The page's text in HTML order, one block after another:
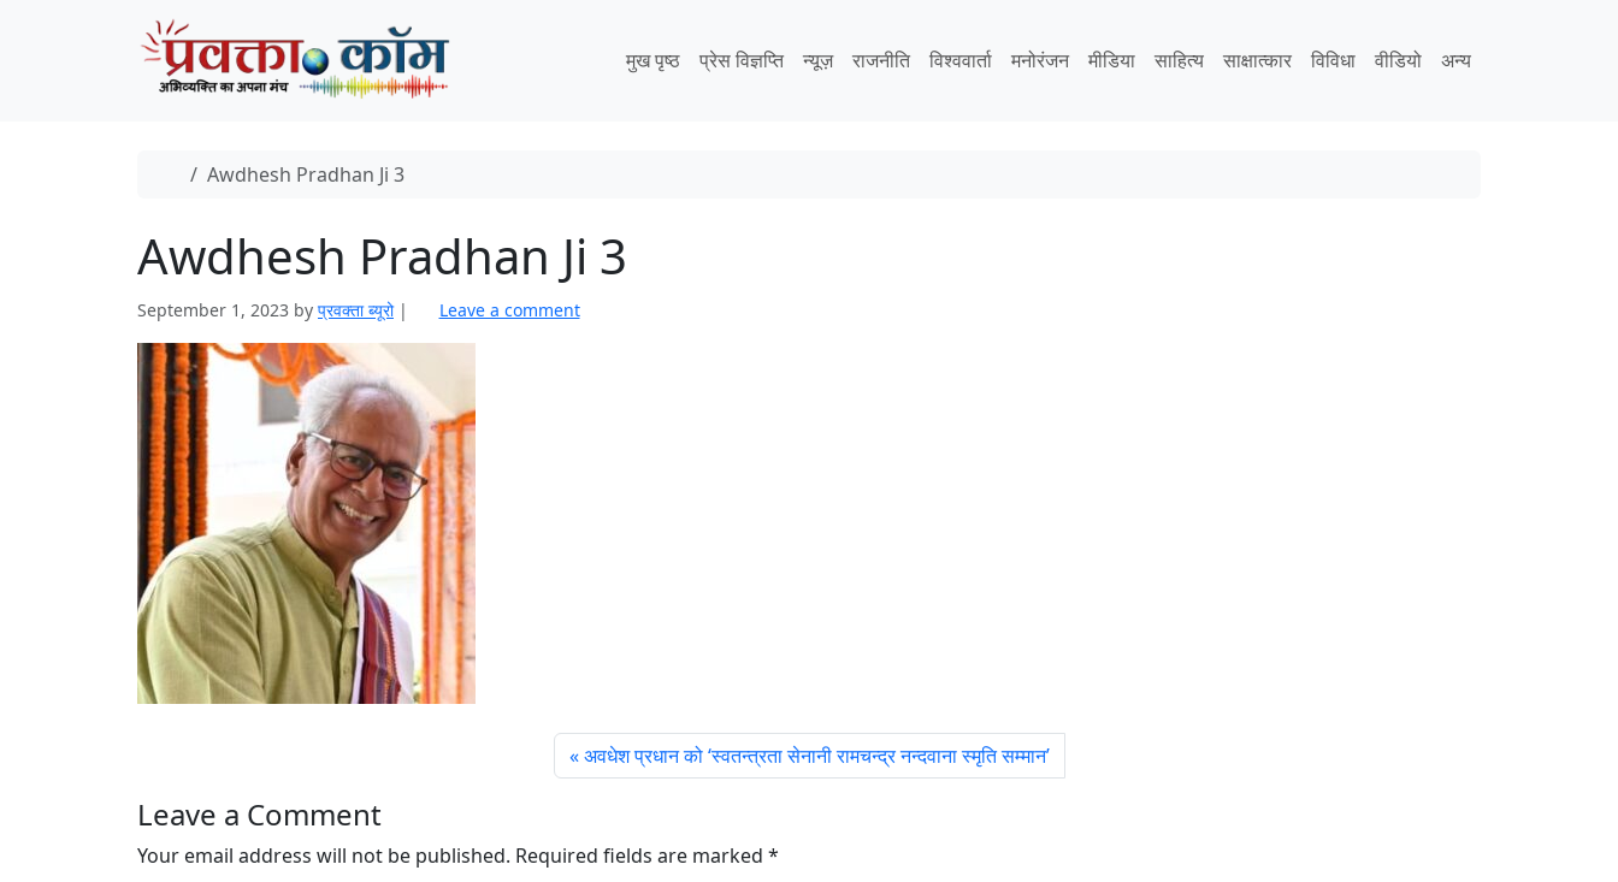
मुख पृष्ठ
प्रेस विज्ञप्ति न्यूज़ राजनीति विश्ववार्ता मनोरंजन मीडिया साहित्य साक्षात्कार विविधा वीडियो अन्य
Home
Awdhesh Pradhan Ji 3
Awdhesh Pradhan Ji 3
September 1, 2023 by प्रवक्‍ता ब्यूरो | Leave a comment
अवधेश प्रधान को ‘स्वतन्त्रता सेनानी रामचन्द्र नन्दवाना स्मृति सम्मान’
Leave a Comment
Your email address will not be published. Required fields are marked *